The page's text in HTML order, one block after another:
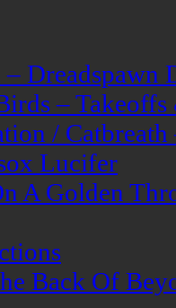
Dreadspawn
–
/
Lucifer
A Golden
Back Of